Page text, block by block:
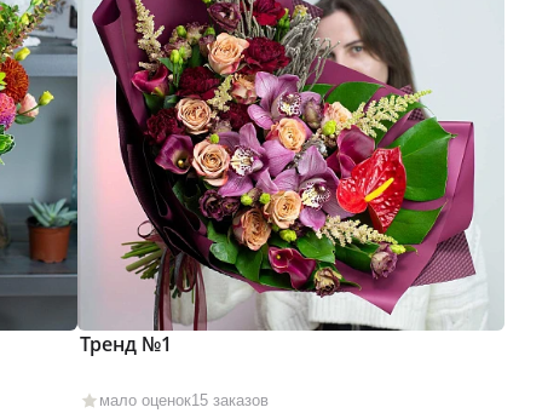
мало оценок15 заказов
Тренд №1